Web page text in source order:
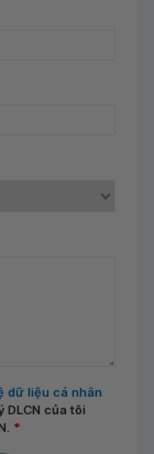
dữ liệu cá nhân
DLCN của tôi
*